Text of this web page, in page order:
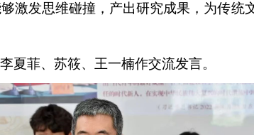
激发思维碰撞，产出研究成果，为传统
夏菲、苏筱、王一楠作交流发言。